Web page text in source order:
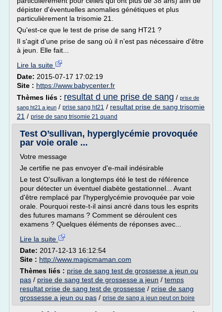
dépister d'éventuelles anomalies génétiques et plus
particulièrement la trisomie 21.
Qu'est-ce que le test de prise de sang HT21 ?
Il s'agit d'une prise de sang où il n'est pas nécessaire d'être
à jeun. Elle fait...
Lire la suite
Date: 2015-07-17 17:02:19
Site : https://www.babycenter.fr
Thèmes liés : resultat d une prise de sang / prise de
sang ht21 a jeun / prise sang ht21 / resultat prise de sang trisomie
21 / prise de sang trisomie 21 quand
Test O’sullivan, hyperglycémie provoquée
par voie orale ...
Votre message
Je certifie ne pas envoyer d'e-mail indésirable
Le test O'sullivan a longtemps été le test de référence
pour détecter un éventuel diabète gestationnel... Avant
d'être remplacé par l'hyperglycémie provoquée par voie
orale. Pourquoi reste-t-il ainsi ancré dans tous les esprits
des futures mamans ? Comment se déroulent ces
examens ? Quelques éléments de réponses avec...
Lire la suite
Date: 2017-12-13 16:12:54
Site : http://www.magicmaman.com
Thèmes liés : prise de sang test de grossesse a jeun ou
pas / prise de sang test de grossesse a jeun / temps
resultat prise de sang test de grossesse / prise de sang
grossesse a jeun ou pas / prise de sang a jeun peut on boire